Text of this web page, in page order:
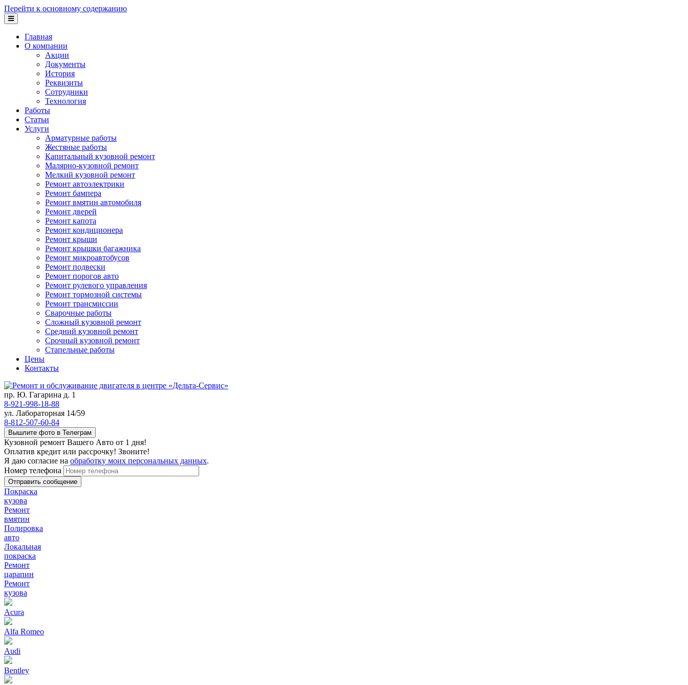
Перейти к основному содержанию
Главная
О компании
Акции
Документы
История
Реквизиты
Сотрудники
Технология
Работы
Статьи
Услуги
Арматурные работы
Жестяные работы
Капитальный кузовной ремонт
Малярно-кузовной ремонт
Мелкий кузовной ремонт
Ремонт автоэлектрики
Ремонт бампера
Ремонт вмятин автомобиля
Ремонт дверей
Ремонт капота
Ремонт кондиционера
Ремонт крыши
Ремонт крышки багажника
Ремонт микроавтобусов
Ремонт подвески
Ремонт порогов авто
Ремонт рулевого управления
Ремонт тормозной системы
Ремонт трансмиссии
Сварочные работы
Сложный кузовной ремонт
Средний кузовной ремонт
Срочный кузовной ремонт
Стапельные работы
Цены
Контакты
пр. Ю. Гагарина д. 1
8-921-998-18-88
ул. Лабораторная 14/59
8-812-507-60-84
Вышлите фото в Телеграм
Кузовной ремонт Вашего Авто от 1 дня!
Оплатив кредит или рассрочку! Звоните!
Я даю согласие на обработку моих персональных данных.
Номер телефона
Покраска
кузова
Ремонт
вмятин
Полировка
авто
Локальная
покраска
Ремонт
царапин
Ремонт
кузова
Acura
Alfa Romeo
Audi
Bentley